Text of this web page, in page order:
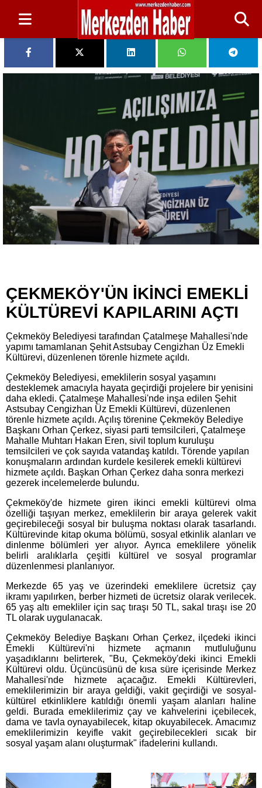
ÇEKMEKÖY'ÜN İKİNCİ EMEKLİ
KÜLTÜREVİ KAPILARINI AÇTI
Çekmeköy Belediyesi tarafından Çatalmeşe Mahallesi'nde
yapımı tamamlanan Şehit Astsubay Cengizhan Üz Emekli
Kültürevi, düzenlenen törenle hizmete açıldı.
Çekmeköy Belediyesi, emeklilerin sosyal yaşamını
desteklemek amacıyla hayata geçirdiği projelere bir yenisini
daha ekledi. Çatalmeşe Mahallesi'nde inşa edilen Şehit
Astsubay Cengizhan Üz Emekli Kültürevi, düzenlenen
törenle hizmete açıldı. Açılış törenine Çekmeköy Belediye
Başkanı Orhan Çerkez, siyasi parti temsilcileri, Çatalmeşe
Mahalle Muhtarı Hakan Eren, sivil toplum kuruluşu
temsilcileri ve çok sayıda vatandaş katıldı. Törende yapılan
konuşmaların ardından kurdele kesilerek emekli kültürevi
hizmete açıldı. Başkan Orhan Çerkez daha sonra merkezi
gezerek incelemelerde bulundu.
Çekmeköy'de hizmete giren ikinci emekli kültürevi olma
özelliği taşıyan merkez, emeklilerin bir araya gelerek vakit
geçirebileceği sosyal bir buluşma noktası olarak tasarlandı.
Kültürevinde kitap okuma bölümü, sosyal etkinlik alanları ve
dinlenme bölümleri yer alıyor. Ayrıca emeklilere yönelik
belirli aralıklarla çeşitli kültürel ve sosyal programlar
düzenlenmesi planlanıyor.
Merkezde 65 yaş ve üzerindeki emeklilere ücretsiz çay
ikramı yapılırken, berber hizmeti de ücretsiz olarak verilecek.
65 yaş altı emekliler için saç tıraşı 50 TL, sakal tıraşı ise 20
TL olarak uygulanacak.
Çekmeköy Belediye Başkanı Orhan Çerkez, ilçedeki ikinci
Emekli Kültürevi'ni hizmete açmanın mutluluğunu
yaşadıklarını belirterek, "Bu, Çekmeköy'deki ikinci Emekli
Kültürevi oldu. Üçüncüsünü de kısa süre içerisinde Merkez
Mahallesi'nde hizmete açacağız. Emekli Kültürevleri,
emeklilerimizin bir araya geldiği, vakit geçirdiği ve sosyal-
kültürel etkinliklere katıldığı önemli yaşam alanları haline
geldi. Burada emeklilerimiz çay ve kahvelerini içebilecek,
dama ve tavla oynayabilecek, kitap okuyabilecek. Amacımız
emeklilerimizin keyifle vakit geçirebilecekleri sıcak bir
sosyal yaşam alanı oluşturmak" ifadelerini kullandı.